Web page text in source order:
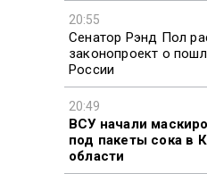
20:55
Сенатор Рэнд Пол
законопроект о
России
20:49
ВСУ начали
под пакеты сока в
области